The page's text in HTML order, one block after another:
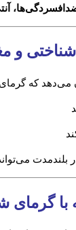
و
می‌دهد که
بلندمدت
با گرمای